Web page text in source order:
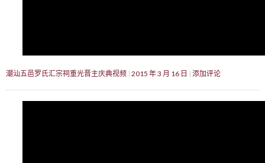
潮汕五邑罗氏汇宗祠重光晋主庆典视频 2015 年 3 月 16 日 添加评论